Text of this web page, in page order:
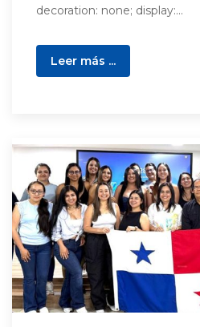
decoration: none; display:...
Leer más ...